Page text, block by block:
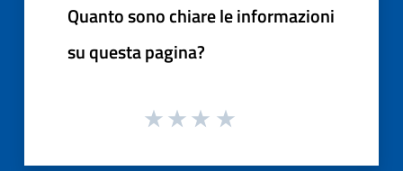
Quanto sono chiare le informazioni
su questa pagina?